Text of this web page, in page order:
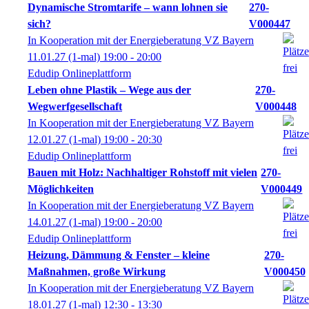
Dynamische Stromtarife – wann lohnen sie
sich?
270-
V000447
In Kooperation mit der Energieberatung VZ Bayern
11.01.27 (1-mal) 19:00 - 20:00
Edudip Onlineplattform
Leben ohne Plastik – Wege aus der
Wegwerfgesellschaft
270-
V000448
In Kooperation mit der Energieberatung VZ Bayern
12.01.27 (1-mal) 19:00 - 20:30
Edudip Onlineplattform
Bauen mit Holz: Nachhaltiger Rohstoff mit vielen
Möglichkeiten
270-
V000449
In Kooperation mit der Energieberatung VZ Bayern
14.01.27 (1-mal) 19:00 - 20:00
Edudip Onlineplattform
Heizung, Dämmung & Fenster – kleine
Maßnahmen, große Wirkung
270-
V000450
In Kooperation mit der Energieberatung VZ Bayern
18.01.27 (1-mal) 12:30 - 13:30